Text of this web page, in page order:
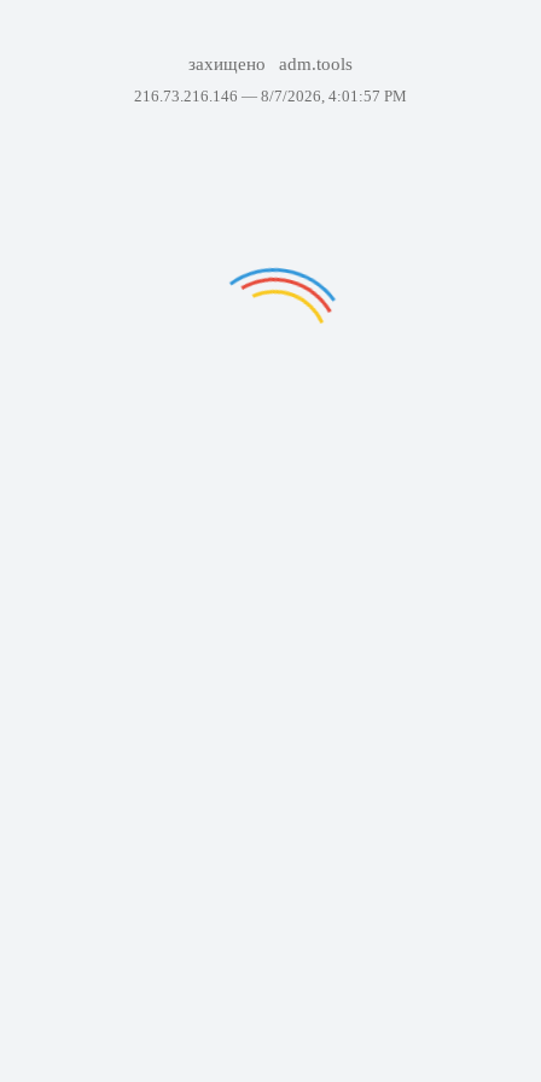
захищено adm.tools
216.73.216.146 — 8/7/2026, 4:01:57 PM